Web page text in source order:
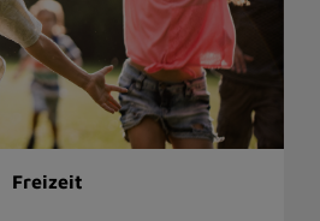
Freizeit